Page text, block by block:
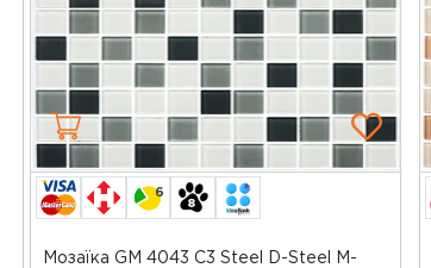
6
Мозаїка GM 4043 C3 Steel D-Steel M-